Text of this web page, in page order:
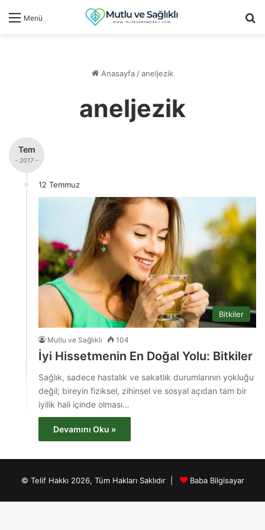
Menü
Anasayfa/aneljezik
aneljezik
Tem
- 2017 -
12 Temmuz
Bitkiler
Mutlu ve Sağlıklı 104
İyi Hissetmenin En Doğal Yolu: Bitkiler
Sağlık, sadece hastalık ve sakatlık durumlarının yokluğu
değil; bireyin fiziksel, zihinsel ve sosyal açıdan tam bir
iyilik hali içinde olması…
Devamını Oku »
© Telif Hakkı 2026, Tüm Hakları Saklıdır | Baba Bilgisayar